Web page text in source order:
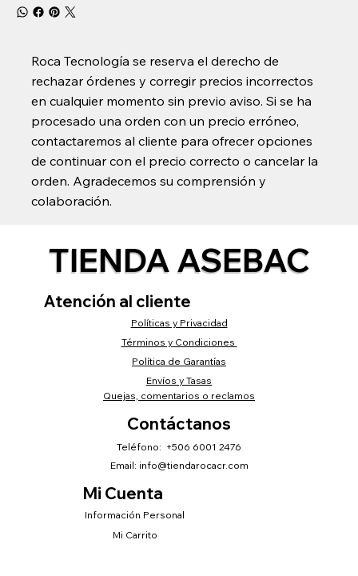
Roca Tecnología se reserva el derecho de
rechazar órdenes y corregir precios incorrectos
en cualquier momento sin previo aviso. Si se ha
procesado una orden con un precio erróneo,
contactaremos al cliente para ofrecer opciones
de continuar con el precio correcto o cancelar la
orden. Agradecemos su comprensión y
colaboración.
TIENDA ASEBAC
Atención al cliente
Políticas y Privacidad
Términos y Condiciones
Envíos y Tasas
Política de Garantías
Quejas, comentarios o reclamos
Mi Cuenta
Información Personal
Mi Carrito
Contáctanos
Teléfono: +506 6001 2476
Email: info@tiendarocacr.com